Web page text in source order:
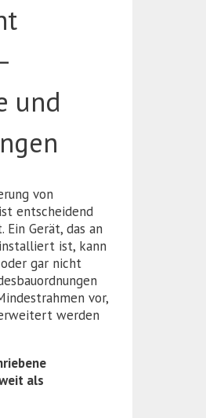
und
von
entscheidend
Gerät, das an
ist, kann
gar nicht
vor,
werden
als